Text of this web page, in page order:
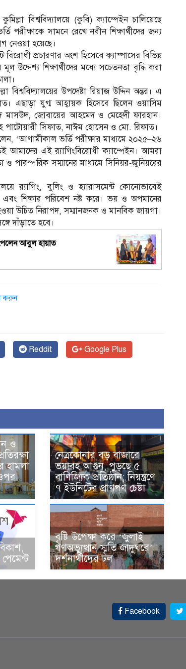
বিশ্ববিদ্যালয়ে (কুবি) ক্যাম্পেইন চালিয়েছে
পরীক্ষাকে সামনে রেখে নবীন শিক্ষার্থীদের জন্য
নেওয়া হয়েছে।
প্রচারণার অংশ হিসেবে ক্যাম্পাসের বিভিন্ন
উদ্দেশ্য শিক্ষার্থীদের মধ্যে সচেতনতা বৃদ্ধি করা
উপদেষ্টা রিয়াজ উদ্দিন অন্তর। এ
এছাড়া যুগ্ম আহ্বায়ক হিসেবে ছিলেন ওয়াসিম
জোবায়ের আহমেদ ও মেহেদী ফারহান।
পাটোয়ারী সিফাত, নাঈম হোসেন ও মো. রিফাত।
‘আগামীকাল ভর্তি পরীক্ষার মাধ্যমে ২০২৫–২৬
আমাদের এই র‍্যাগিংবিরোধী ক্যাম্পেইন। আমরা
পারস্পরিক সম্মানের মাধ্যমে সিনিয়র-জুনিয়রের
র‍্যাগিং, বুলিং ও হ্যারাসমেন্ট কোনোভাবেই
এবং শিক্ষার পরিবেশ নষ্ট করে। ভয় ও অপমানের
উচিত নিরাপদ, সম্মানজনক ও মানবিক জায়গা।
দাঁড়াতে হবে।
পেলেন আবুল হায়াত
করুন
Reddit Google Plus
ও
হামলা
নেত্রকোনার বড় বাজারে
ভয়াবহ আগুন, পুড়ছে ৫
বাণিজ্যিক প্রতিষ্ঠান; নিয়ন্ত্রণে
৭ ইউনিটের প্রাণপণ চেষ্টা
বৃষ্টি উপেক্ষা করে ‘জুলাই
গণঅভ্যুত্থান স্মৃতি জাদুঘরে’
দর্শনার্থীদের ঢল
Facebook